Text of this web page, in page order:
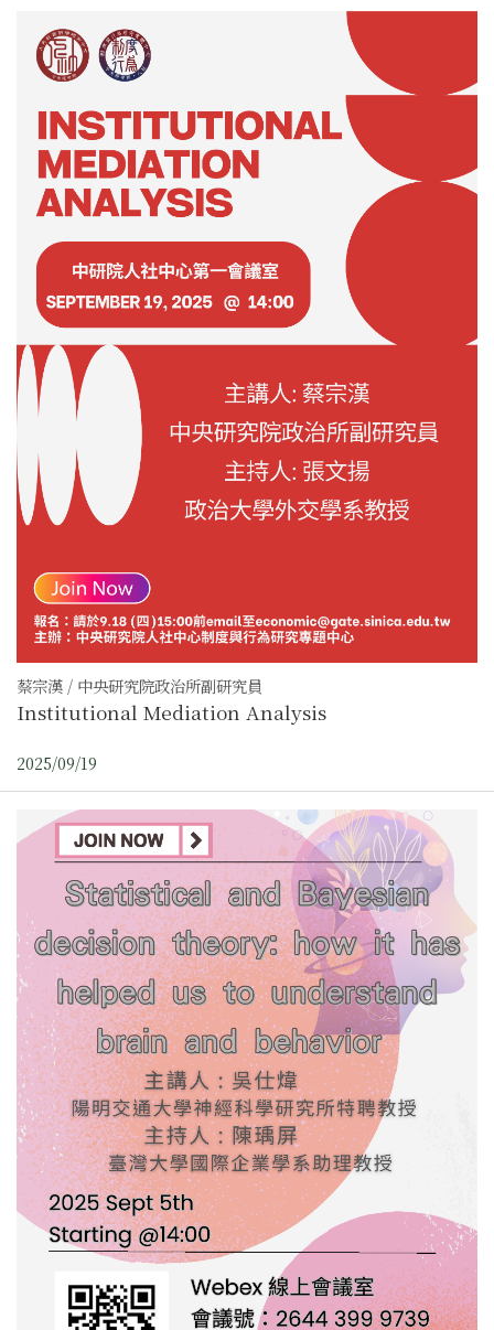
蔡宗漢 / 中央研究院政治所副研究員
Institutional Mediation Analysis
2025/09/19